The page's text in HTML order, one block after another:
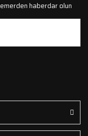
haberdar olun